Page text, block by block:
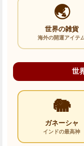
🌏
世界の雑貨
海外の開運アイテ
世
🐘
ガネーシャ
インドの最高神